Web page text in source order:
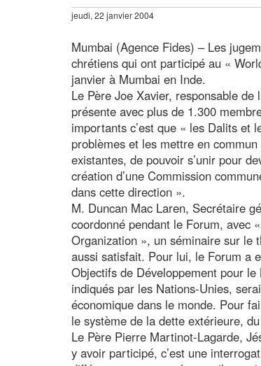
jeudi, 22 janvier 2004
Mumbai (Agence Fides) – Les
chrétiens qui ont participé au «
janvier à Mumbai en Inde.
Le Père Joe Xavier, responsable
présente avec plus de 1.300
importants c’est que « les Dalits et
problèmes et les mettre en
existantes, de pouvoir s’unir pour
création d’une Commission
dans cette direction ».
M. Duncan Mac Laren, Secrétaire
coordonné pendant le Forum, avec
Organization », un séminaire sur le
aussi satisfait. Pour lui, le Forum a
Objectifs de Développement pour
indiqués par les Nations-Unies,
économique dans le monde. Pour
le système de la dette extérieure,
Le Père Pierre Martinot-Lagarde,
y avoir participé, c’est une